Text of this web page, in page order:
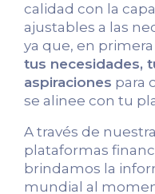
calidad con la
ajustables a las
ya que, en
tus necesidades,
aspiraciones para
se alinee con tu
A través de
plataformas
brindamos la
mundial al